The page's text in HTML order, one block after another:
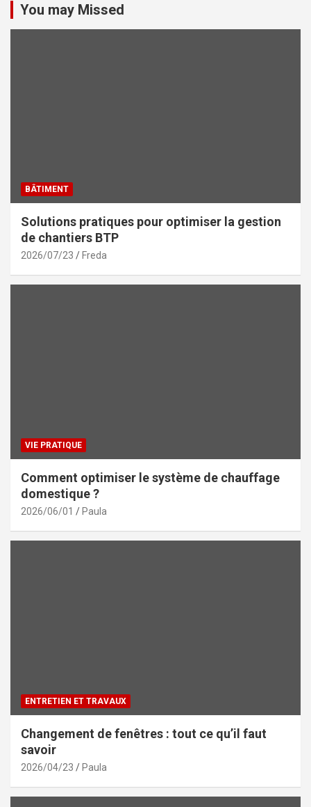
You may Missed
BÂTIMENT
Solutions pratiques pour optimiser la gestion
de chantiers BTP
2026/07/23 Freda
VIE PRATIQUE
Comment optimiser le système de chauffage
domestique ?
2026/06/01 Paula
ENTRETIEN ET TRAVAUX
Changement de fenêtres : tout ce qu’il faut
savoir
2026/04/23 Paula